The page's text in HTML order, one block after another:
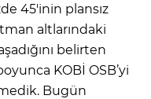
45'inin plansız
altlarındaki
belirten
KOBİ OSB’yi
Bugün